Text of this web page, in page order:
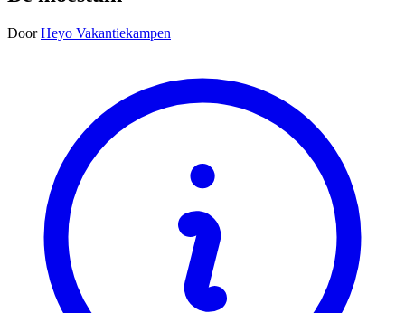
Door Heyo Vakantiekampen